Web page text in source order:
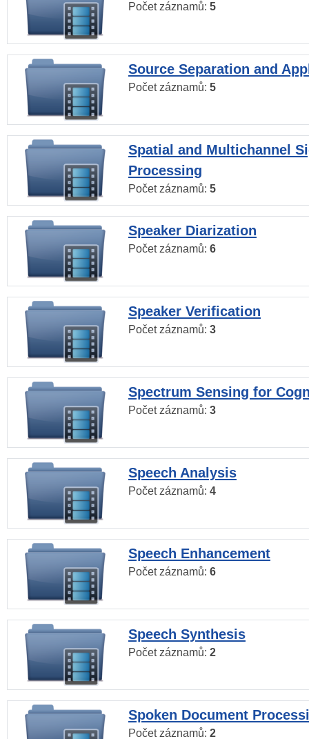
Počet záznamů: 5
Source Separation and
Počet záznamů: 5
Spatial and Multichannel
Processing
Počet záznamů: 5
Speaker Diarization
Počet záznamů: 6
Speaker Verification
Počet záznamů: 3
Spectrum Sensing for
Počet záznamů: 3
Speech Analysis
Počet záznamů: 4
Speech Enhancement
Počet záznamů: 6
Speech Synthesis
Počet záznamů: 2
Spoken Document
Počet záznamů: 2